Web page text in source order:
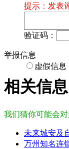
提示：发表
验证码：
举报信息
虚假信息
相关信息
我们猜你可能会
未来城安及
万州知名连